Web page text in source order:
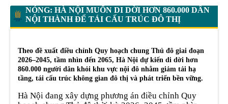
NÓNG: HÀ NỘI MUỐN DI DỜI HƠN 860.000 DÂN
NỘI THÀNH ĐỂ TÁI CẤU TRÚC ĐÔ THỊ
Theo đề xuất điều chỉnh Quy hoạch chung Thủ đô giai đoạn
2026–2045, tầm nhìn đến 2065, Hà Nội dự kiến di dời hơn
860.000 người dân khỏi khu vực nội đô nhằm giảm tải hạ
tầng, tái cấu trúc không gian đô thị và phát triển bền vững.
Hà Nội đang xây dựng phương án điều chỉnh Quy